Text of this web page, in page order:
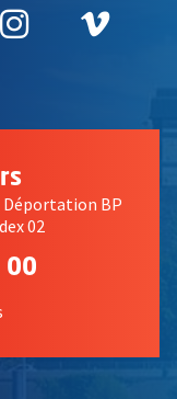
fenêtre
nouvelle
une
Instagram
, Ouvre
,
une
RSS
Déportation BP
02
00